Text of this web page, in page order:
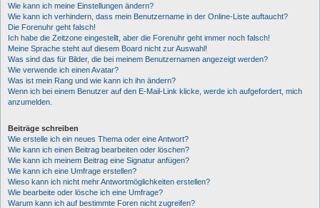
Wie kann ich meine Einstellungen ändern?
Wie kann ich verhindern, dass mein Benutzername in der Online-Liste auftaucht?
Die Forenuhr geht falsch!
Ich habe die Zeitzone eingestellt, aber die Forenuhr geht immer noch falsch!
Meine Sprache steht auf diesem Board nicht zur Auswahl!
Was sind das für Bilder, die bei meinem Benutzernamen angezeigt werden?
Wie verwende ich einen Avatar?
Was ist mein Rang und wie kann ich ihn ändern?
Wenn ich bei einem Benutzer auf den E-Mail-Link klicke, werde ich aufgefordert, mich
anzumelden.
Beiträge schreiben
Wie erstelle ich ein neues Thema oder eine Antwort?
Wie kann ich einen Beitrag bearbeiten oder löschen?
Wie kann ich meinem Beitrag eine Signatur anfügen?
Wie kann ich eine Umfrage erstellen?
Wieso kann ich nicht mehr Antwortmöglichkeiten erstellen?
Wie bearbeite oder lösche ich eine Umfrage?
Warum kann ich auf bestimmte Foren nicht zugreifen?